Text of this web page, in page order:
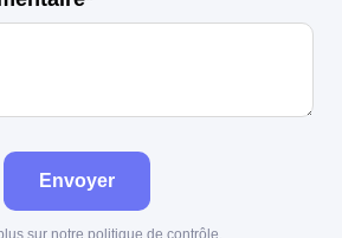
Envoyer
sur notre politique de contrôle,